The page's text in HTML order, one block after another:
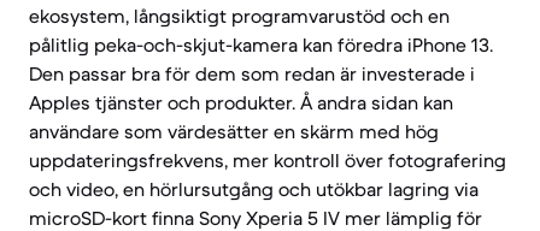
ekosystem, långsiktigt programvarustöd och en
pålitlig peka-och-skjut-kamera kan föredra iPhone 13.
Den passar bra för dem som redan är investerade i
Apples tjänster och produkter. Å andra sidan kan
användare som värdesätter en skärm med hög
uppdateringsfrekvens, mer kontroll över fotografering
och video, en hörlursutgång och utökbar lagring via
microSD-kort finna Sony Xperia 5 IV mer lämplig för